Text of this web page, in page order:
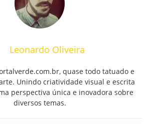
Leonardo Oliveira
quase todo tatuado e
Unindo criatividade visual e escrita
perspectiva única e inovadora sobre
diversos temas.